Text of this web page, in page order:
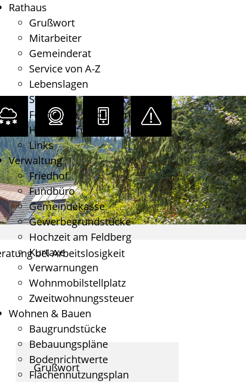
Rathaus
Grußwort
Mitarbeiter
Gemeinderat
Service von A-Z
Lebenslagen
Satzungen
Formulare, Gebühren
Haushaltsführung
Links
Verwaltung
Friedhof
Fundbüro
Gemeindekasse
Gewerbegrundstücke
Hochzeit am Feldberg
Kurtaxe
Verwarnungen
Wohnmobilstellplatz
Zweitwohnungssteuer
Wohnen & Bauen
Baugrundstücke
Bebauungspläne
Bodenrichtwerte
Flächennutzungsplan
bei Arbeitslosigkeit
Grußwort